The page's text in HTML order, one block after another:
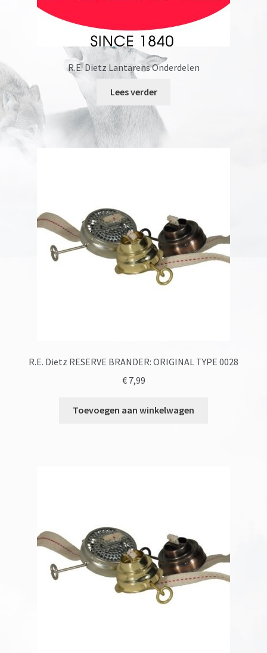
R.E. Dietz Lantarens Onderdelen
Lees verder
R.E. Dietz RESERVE BRANDER: ORIGINAL TYPE 0028
€7,99
Toevoegen aan winkelwagen